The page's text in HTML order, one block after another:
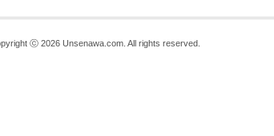
ⓒ 2026 Unsenawa.com. All rights reserved.